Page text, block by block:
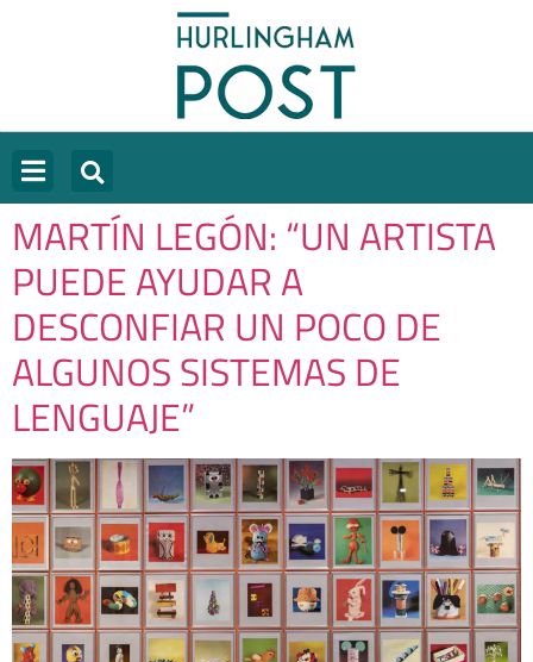
MARTÍN LEGÓN: “UN ARTISTA
PUEDE AYUDAR A
DESCONFIAR UN POCO DE
ALGUNOS SISTEMAS DE
LENGUAJE”